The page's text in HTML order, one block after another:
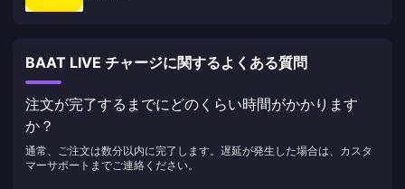
BAAT LIVE チャージに関するよくある質問
注文が完了するまでにどのくらい時間がかかります
か？
通常、ご注文は数分以内に完了します。遅延が発生した場合は、カスタ
マーサポートまでご連絡ください。